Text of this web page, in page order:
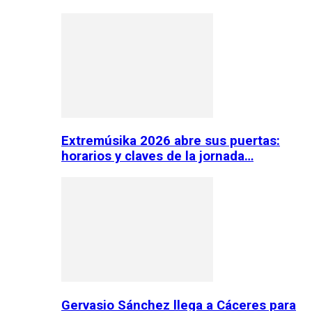
Extremúsika 2026 abre sus puertas:
horarios y claves de la jornada…
Gervasio Sánchez llega a Cáceres para